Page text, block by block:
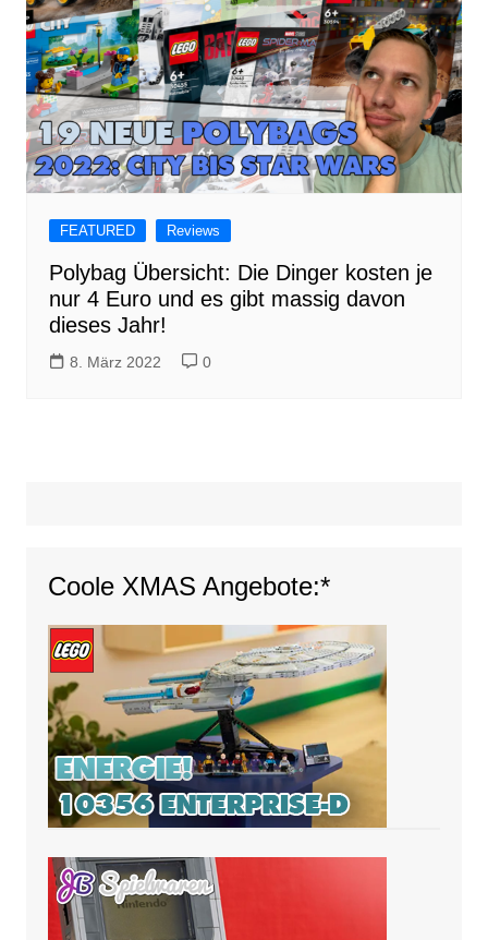
FEATURED Reviews
Polybag Übersicht: Die Dinger kosten je
nur 4 Euro und es gibt massig davon
dieses Jahr!
8. März 2022 0
Coole XMAS Angebote:*